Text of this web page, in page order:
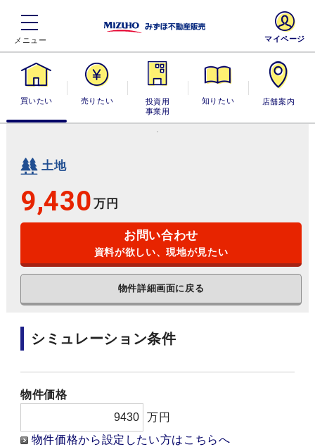
買いたい 売りたい
投資用・事業
用
知りたい 店舗案内
マイページ
土地
9,430 万円
お問い合わせ
資料が欲しい、現地が見たい
物件詳細画面に戻る
シミュレーション条件
物件価格
万円
物件価格から設定したい方はこちらへ